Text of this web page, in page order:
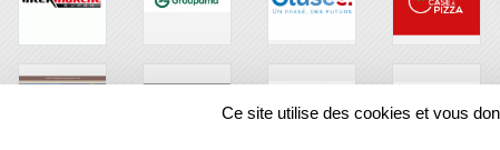
Ce site utilise des cookies et vous